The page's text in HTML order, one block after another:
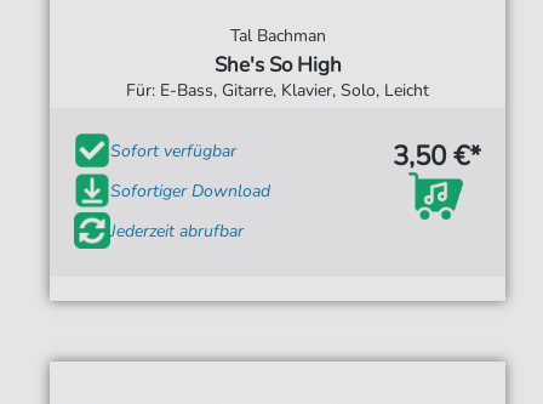
Tal Bachman
She's So High
Für: E-Bass, Gitarre, Klavier, Solo, Leicht
Sofort verfügbar
Sofortiger Download
Jederzeit abrufbar
3,50 €*